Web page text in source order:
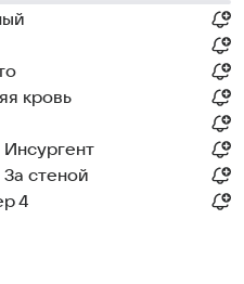
кровь
Инсургент
За стеной
4